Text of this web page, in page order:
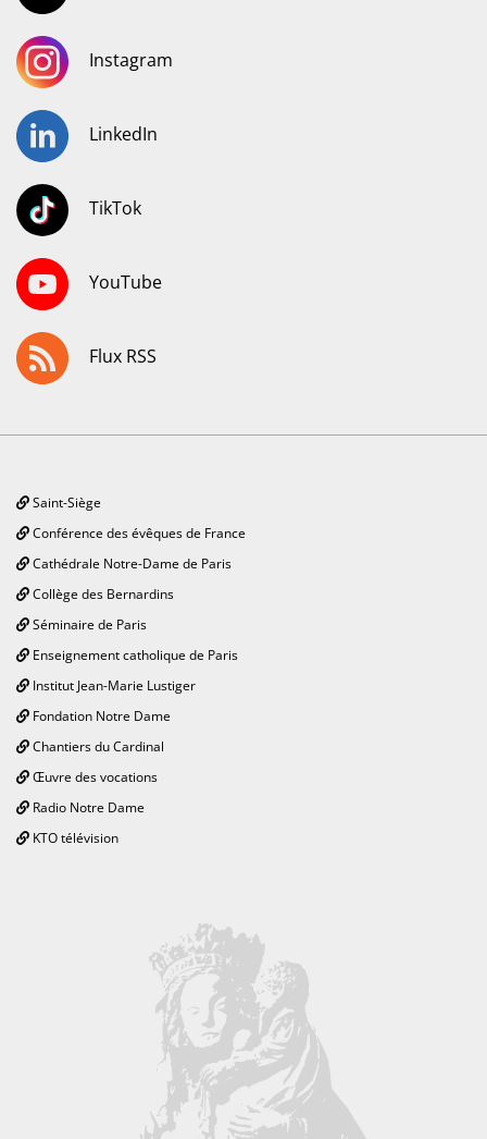
Instagram
LinkedIn
TikTok
YouTube
Flux RSS
Saint-Siège
Conférence des évêques de France
Cathédrale Notre-Dame de Paris
Collège des Bernardins
Séminaire de Paris
Enseignement catholique de Paris
Institut Jean-Marie Lustiger
Fondation Notre Dame
Chantiers du Cardinal
Œuvre des vocations
Radio Notre Dame
KTO télévision